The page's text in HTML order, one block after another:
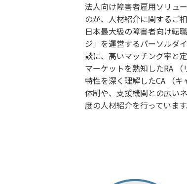
法人向け障害者雇用ソリュ
のが、人材紹介に関するご相
日本最大級の障害者向け転
ジ」を運営するパーソルダ
談に、高いマッチング率と
マーケットを熟知したRA
特性を深く理解したCA （
体制や、支援機関との広い
度の人材紹介を行っています